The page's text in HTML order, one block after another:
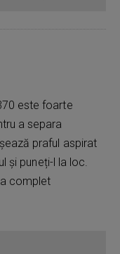
este foarte
a separa
praful aspirat
și puneți-l la loc.
complet